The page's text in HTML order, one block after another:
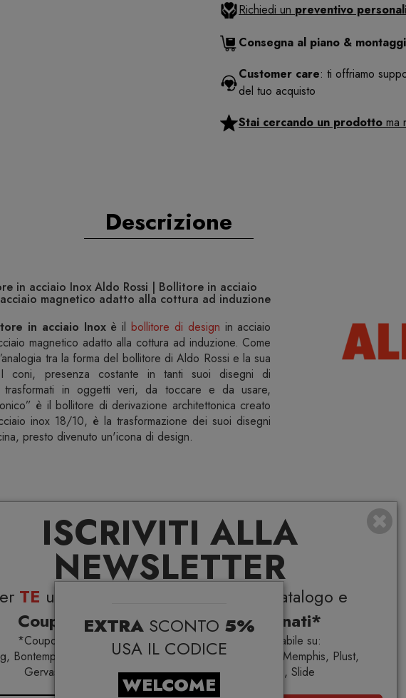
ISCRIVITI ALLA
NEWSLETTER
TE uno
su tutto il catalogo e
Coupon esclusivi su brand selezionati*
*Coupon non cumulabile con altre promo e non applicabile su:
Bontempi Casa, Samsonite, BBB Italia, Franke, Gufram, Memphis, Plust,
Gervasoni, Samsung, Faber, Dunavox, Zafferano, VG, Slide
EXTRA SCONTO 5%
USA IL CODICE
WELCOME
Richiedi un preventivo
Consegna al piano &
Customer care: ti offriamo
del tuo acquisto
Stai cercando un prodotto ma
Descrizione
in acciaio Inox Aldo Rossi | Bollitore in acciaio
magnetico adatto alla cottura ad induzione
in acciaio Inoxè ilbollitore di design in acciaio
magnetico adatto alla cottura ad induzione. Come
tra la forma del bollitore di Aldo Rossi e la sua
I coni, presenza costante in tanti suoi disegni di
in oggetti veri, da toccare e da usare,
è il bollitore di derivazione architettonica creato
inox 18/10, è la trasformazione dei suoi disegni
presto divenuto un'icona di design.
bollitore, leggete e seguite attentamente le istruzioni
evitare eventuali rischi e danni. Conservatele e
il periodo di utilizzo del prodotto.
dalla portata dei bambini quando è in funzione o
in modo che il getto di vapore non sia rivolto verso